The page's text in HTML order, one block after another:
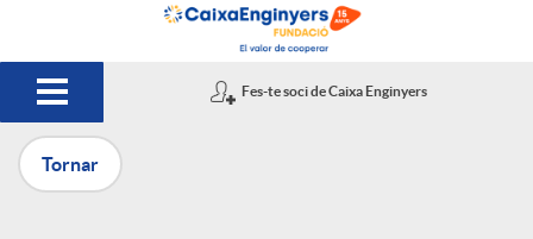
Fes-te soci de Caixa Enginyers
Tornar